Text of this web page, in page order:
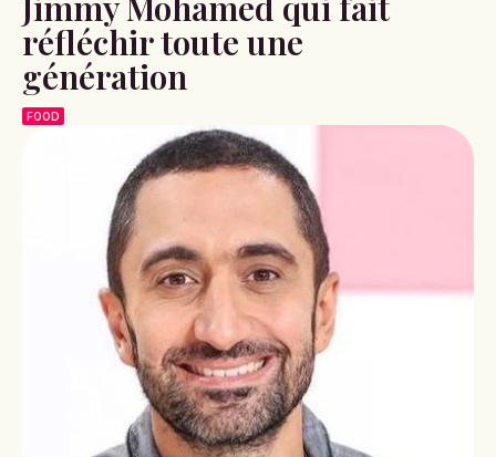
réfléchir toute une
génération
FOOD